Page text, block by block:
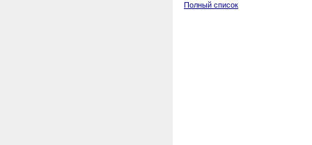
Полный список